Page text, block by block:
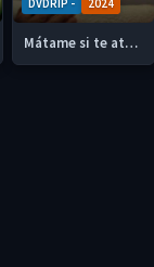
Mátame si te atreves cariño 2024 DVDrip y 720p Castellano